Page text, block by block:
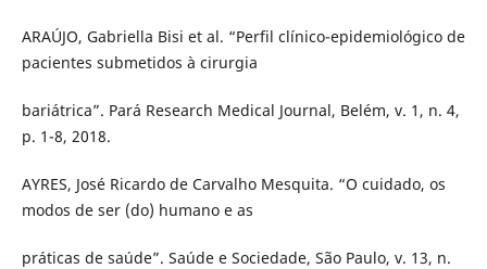
ARAÚJO, Gabriella Bisi et al. “Perfil clínico-epidemiológico de
pacientes submetidos à cirurgia
bariátrica”. Pará Research Medical Journal, Belém, v. 1, n. 4,
p. 1-8, 2018.
AYRES, José Ricardo de Carvalho Mesquita. “O cuidado, os
modos de ser (do) humano e as
práticas de saúde”. Saúde e Sociedade, São Paulo, v. 13, n.